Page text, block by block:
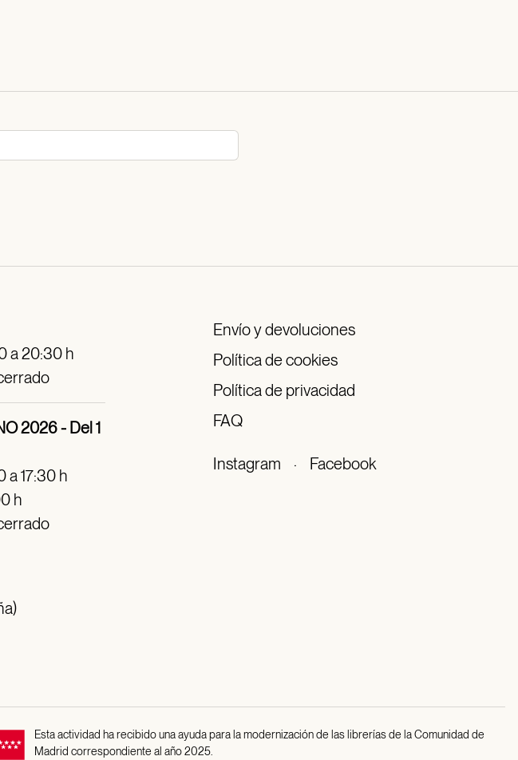
a 20:30 h
2026 - Del 1
a 17:30 h
h
Envío y devoluciones
Política de cookies
Política de privacidad
FAQ
Instagram · Facebook
Esta actividad ha recibido una ayuda para la modernización de las librerías de la Comunidad de
Madrid correspondiente al año 2025.